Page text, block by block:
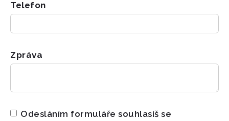
Telefon
Zpráva
Odesláním formuláře souhlasíš se